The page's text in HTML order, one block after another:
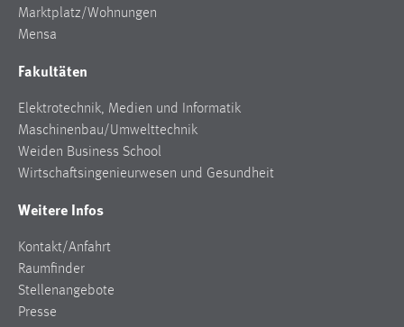
Marktplatz/Wohnungen
Mensa
Fakultäten
Elektrotechnik, Medien und Informatik
Maschinenbau/Umwelttechnik
Weiden Business School
Wirtschaftsingenieurwesen und Gesundheit
Weitere Infos
Kontakt/Anfahrt
Raumfinder
Stellenangebote
Presse
Cookie Laufzeit:
STATISTIK
Statistik Cookies erfassen Informationen anonym.
Diese Informationen helfen uns zu verstehen, wie
unsere Besucher unsere Website nutzen.
Matomo
Name:
_pk_ref, _pk_cvar, _pk_id, _pk_ses